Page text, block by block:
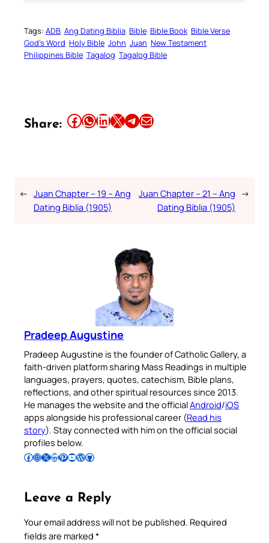
Tags: ADB Ang Dating Biblia Bible Bible Book Bible Verse
God’s Word Holy Bible John Juan New Testament
Philippines Bible Tagalog Tagalog Bible
Share: Share this article on Facebook Share this article on WhatsApp Share this article on LinkedIn Share this article on X Share this article on TelegramEmail this Article
← Juan Chapter – 19 – Ang
Dating Biblia (1905)
Juan Chapter – 21 – Ang
Dating Biblia (1905)
→
Pradeep Augustine
Pradeep Augustine is the founder of Catholic Gallery, a
faith-driven platform sharing Mass Readings in multiple
languages, prayers, quotes, catechism, Bible plans,
reflections, and other spiritual resources since 2013.
He manages the website and the officialAndroid/iOS
apps alongside his professional career (Read his
story). Stay connected with him on the official social
profiles below.
Follow Pradeep on Facebook Follow Pradeep on InstagramFollow Pradeep on X Follow Pradeep on LinkedIn Follow Pradeep on Pinterest Subscribe to Pradeep’s Youtube Channel Follow Pradeep on WordPress Follow Pradeep on GitHub
Leave a Reply
Your email address will not be published. Required
fields are marked *